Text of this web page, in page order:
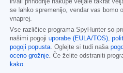
in/ali prihodnje nakupe veljale takrat
se lahko spremenijo, vendar vas bomo
vnaprej.
Vse različice programa SpyHunter so
našimi pogoji uporabe (EULA/TOS),
pogoji popusta. Oglejte si tudi naša
oceno grožnje. Če želite odstraniti
kako.